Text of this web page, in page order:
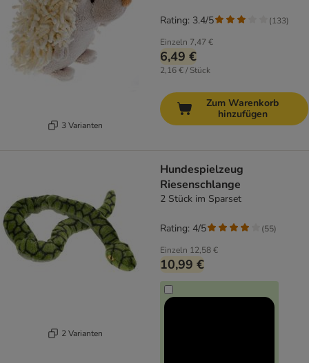
3 Varianten
Einzeln 7,47 €
6,49 €
2,16 € / Stück
Rating: 3.4/5 (133)
Zum Warenkorb
hinzufügen
2 Varianten
Hundespielzeug
Riesenschlange
2 Stück im Sparset
Einzeln 12,58 €
10,99 €
Rating: 4/5 (55)